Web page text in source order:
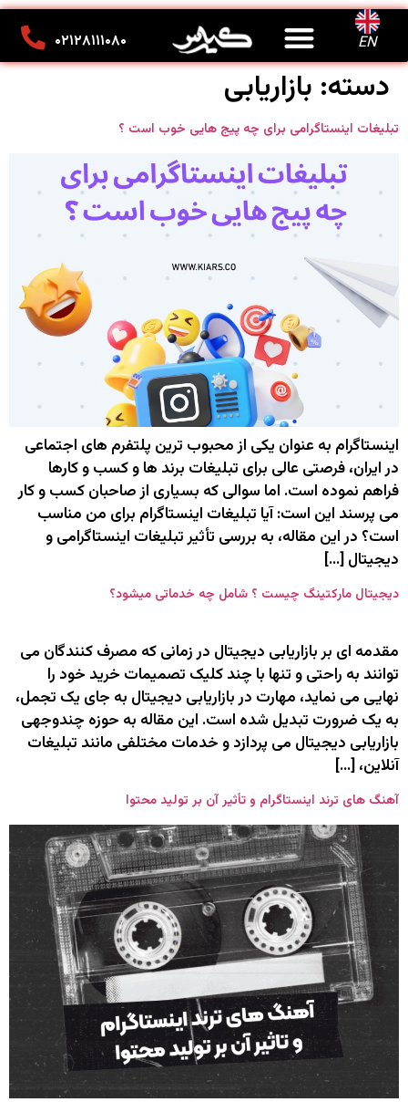
EN ۰۲۱۲۸۱۱۱۰۸۰
دسته: بازاریابی
تبلیغات اینستاگرامی برای چه پیج هایی خوب است ؟
اینستاگرام به ‌عنوان یکی از محبوب‌ ترین پلتفرم ‌های اجتماعی
در ایران، فرصتی عالی برای تبلیغات برند ها و کسب ‌و کارها
فراهم نموده است. اما سوالی که بسیاری از صاحبان کسب ‌و کار
می‌ پرسند این است: آیا تبلیغات اینستاگرام برای من مناسب
است؟ در این مقاله، به بررسی تأثیر تبلیغات اینستاگرامی و
دیجیتال […]
دیجیتال مارکتینگ چیست ؟ شامل چه خدماتی میشود؟
مقدمه ‌ای بر بازاریابی دیجیتال در زمانی که مصرف‌ کنندگان می‌
توانند به راحتی و تنها با چند کلیک تصمیمات خرید خود را
نهایی می نماید، مهارت در بازاریابی دیجیتال به جای یک تجمل،
به یک ضرورت تبدیل شده است. این مقاله به حوزه چندوجهی
بازاریابی دیجیتال می ‌پردازد و خدمات مختلفی مانند تبلیغات
آنلاین، […]
آهنگ ‌های ترند اینستاگرام و تأثیر آن بر تولید محتوا